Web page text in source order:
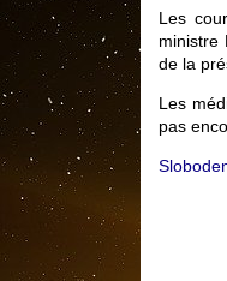
Les
ministre
de la
Les
pas